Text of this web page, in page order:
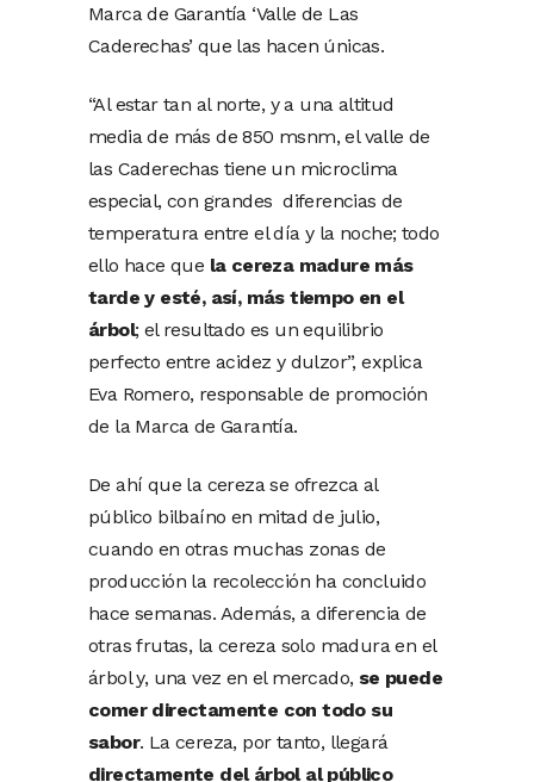
Marca de Garantía ‘Valle de Las
Caderechas’ que las hacen únicas.
“Al estar tan al norte, y a una altitud
media de más de 850 msnm, el valle de
las Caderechas tiene un microclima
especial, con grandes diferencias de
temperatura entre el día y la noche; todo
ello hace que la cereza madure más
tarde y esté, así, más tiempo en el
árbol; el resultado es un equilibrio
perfecto entre acidez y dulzor”, explica
Eva Romero, responsable de promoción
de la Marca de Garantía.
De ahí que la cereza se ofrezca al
público bilbaíno en mitad de julio,
cuando en otras muchas zonas de
producción la recolección ha concluido
hace semanas. Además, a diferencia de
otras frutas, la cereza solo madura en el
árbol y, una vez en el mercado, se puede
comer directamente con todo su
sabor. La cereza, por tanto, llegará
directamente del árbol al público